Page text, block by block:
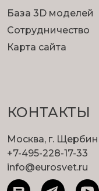
База 3D моделей
Сотрудничество
Карта сайта
КОНТАКТЫ
Москва, г.
+7-495-228-17-33
info@eurosvet.ru